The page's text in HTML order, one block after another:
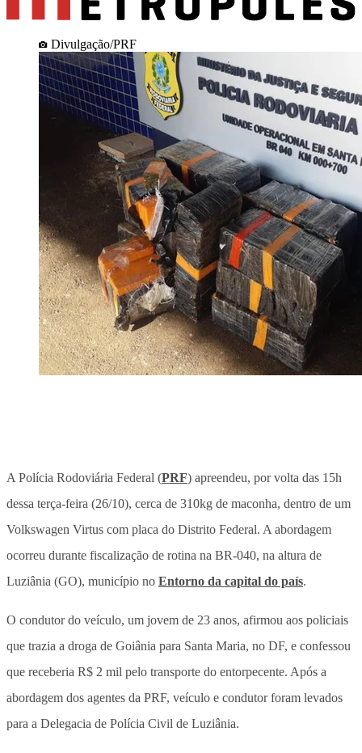
Divulgação/PRF
A Polícia Rodoviária Federal (PRF) apreendeu, por volta das 15h
dessa terça-feira (26/10), cerca de 310kg de maconha, dentro de um
Volkswagen Virtus com placa do Distrito Federal. A abordagem
ocorreu durante fiscalização de rotina na BR-040, na altura de
Luziânia (GO), município no Entorno da capital do país.
O condutor do veículo, um jovem de 23 anos, afirmou aos policiais
que trazia a droga de Goiânia para Santa Maria, no DF, e confessou
que receberia R$ 2 mil pelo transporte do entorpecente. Após a
abordagem dos agentes da PRF, veículo e condutor foram levados
para a Delegacia de Polícia Civil de Luziânia.